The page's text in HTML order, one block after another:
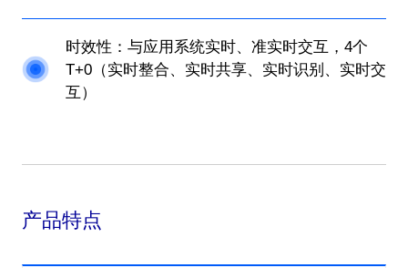
时效性：与应用系统实时、准实时交互，4个
T+0（实时整合、实时共享、实时识别、实时交
互）
产品特点